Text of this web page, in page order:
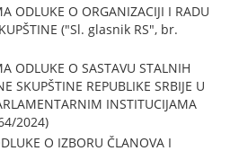
ODLUKE O ORGANIZACIJI I RADU
("Sl. glasnik RS", br.
ODLUKE O SASTAVU STALNIH
SKUPŠTINE REPUBLIKE SRBIJE U
INSTITUCIJAMA
2024)
O IZBORU ČLANOVA I